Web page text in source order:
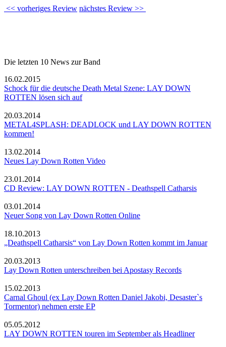
<< vorheriges Review nächstes Review >>
Die letzten 10 News zur Band
16.02.2015
Schock für die deutsche Death Metal Szene: LAY DOWN
ROTTEN lösen sich auf
20.03.2014
METAL4SPLASH: DEADLOCK und LAY DOWN ROTTEN
kommen!
13.02.2014
Neues Lay Down Rotten Video
23.01.2014
CD Review: LAY DOWN ROTTEN - Deathspell Catharsis
03.01.2014
Neuer Song von Lay Down Rotten Online
18.10.2013
„Deathspell Catharsis“ von Lay Down Rotten kommt im Januar
20.03.2013
Lay Down Rotten unterschreiben bei Apostasy Records
15.02.2013
Carnal Ghoul (ex Lay Down Rotten Daniel Jakobi, Desaster`s
Tormentor) nehmen erste EP
05.05.2012
LAY DOWN ROTTEN touren im September als Headliner